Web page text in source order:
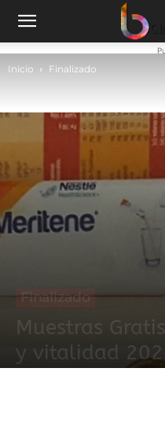
Inicio Finalizado
Finalizado
Muestras
y vitalidad